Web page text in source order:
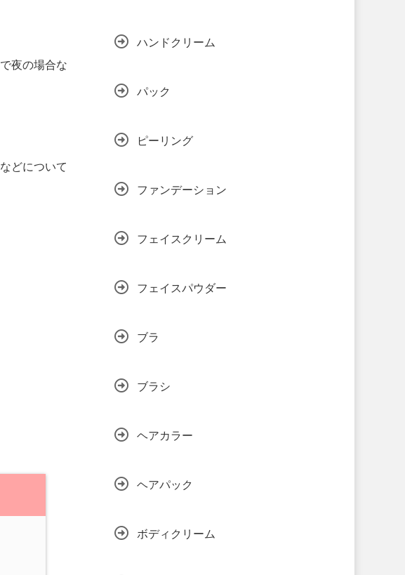
夜の場合な
どについて
ハンドクリーム
パック
ピーリング
ファンデーション
フェイスクリーム
フェイスパウダー
ブラ
ブラシ
ヘアカラー
ヘアパック
ボディクリーム